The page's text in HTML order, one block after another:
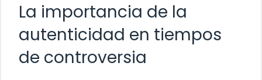
La importancia de la
autenticidad en tiempos
de controversia